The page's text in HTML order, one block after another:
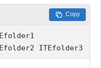
Copy
ITEfolder3